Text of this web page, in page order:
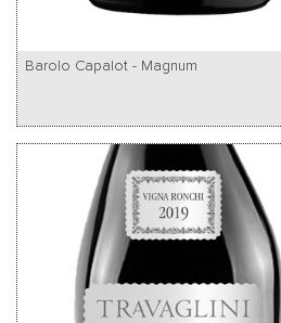
Barolo Capalot - Magnum